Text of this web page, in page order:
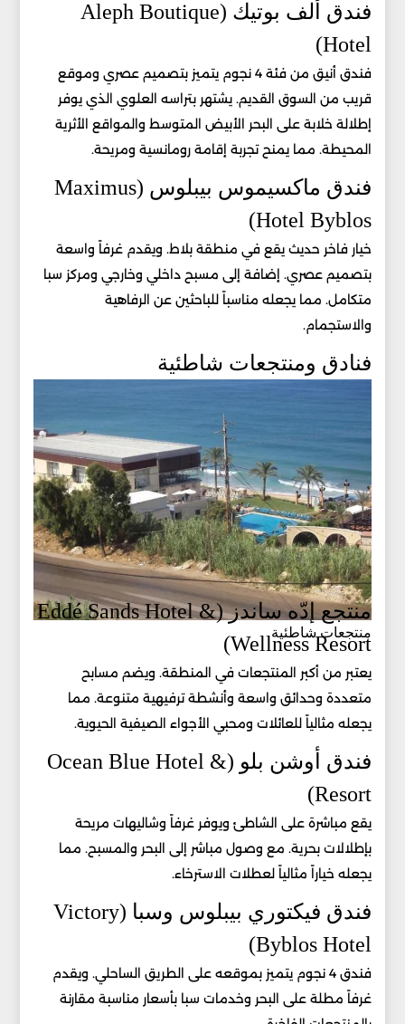
فندق ألف بوتيك (Aleph Boutique
Hotel)
فندق أنيق من فئة 4 نجوم يتميز بتصميم عصري وموقع
قريب من السوق القديم. يشتهر بتراسه العلوي الذي يوفر
إطلالة خلابة على البحر الأبيض المتوسط والمواقع الأثرية
المحيطة. مما يمنح تجربة إقامة رومانسية ومريحة.
فندق ماكسيموس بيبلوس (Maximus
Hotel Byblos)
خيار فاخر حديث يقع في منطقة بلاط. ويقدم غرفاً واسعة
بتصميم عصري. إضافة إلى مسبح داخلي وخارجي ومركز سبا
متكامل. مما يجعله مناسباً للباحثين عن الرفاهية
والاستجمام.
فنادق ومنتجعات شاطئية
منتجعات شاطئية
منتجع إدّه ساندز (Eddé Sands Hotel &
Wellness Resort)
يعتبر من أكبر المنتجعات في المنطقة. ويضم مسابح
متعددة وحدائق واسعة وأنشطة ترفيهية متنوعة. مما
يجعله مثالياً للعائلات ومحبي الأجواء الصيفية الحيوية.
فندق أوشن بلو (Ocean Blue Hotel &
Resort)
يقع مباشرة على الشاطئ ويوفر غرفاً وشاليهات مريحة
بإطلالات بحرية. مع وصول مباشر إلى البحر والمسبح. مما
يجعله خياراً مثالياً لعطلات الاسترخاء.
فندق فيكتوري بيبلوس وسبا (Victory
Byblos Hotel)
فندق 4 نجوم يتميز بموقعه على الطريق الساحلي. ويقدم
غرفاً مطلة على البحر وخدمات سبا بأسعار مناسبة مقارنة